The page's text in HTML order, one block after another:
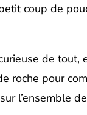
coup de
de
roche pour
l’ensemble